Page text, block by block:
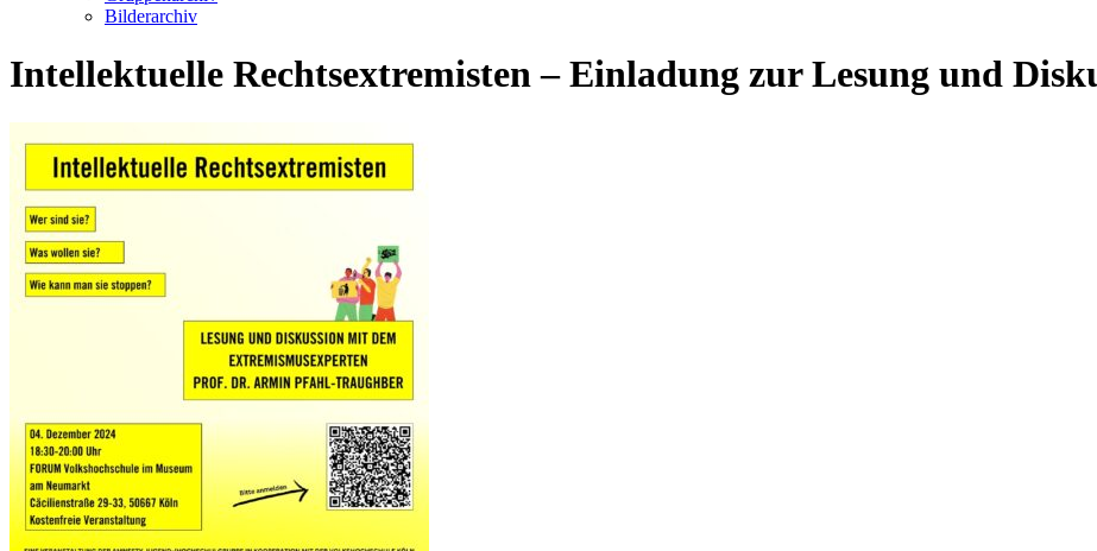
Bilderarchiv
Intellektuelle Rechtsextremisten – Einladung zur Lesung und